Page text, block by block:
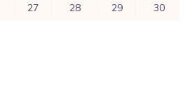
27 28 29
30